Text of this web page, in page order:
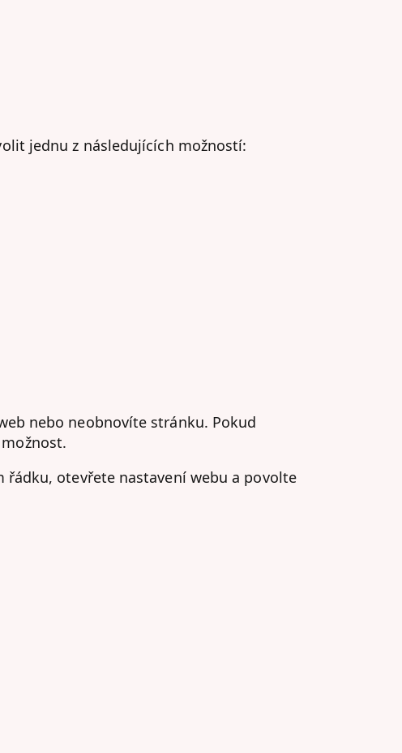
jednu z následujících možností:
nebo neobnovíte stránku. Pokud
řádku, otevřete nastavení webu a povolte